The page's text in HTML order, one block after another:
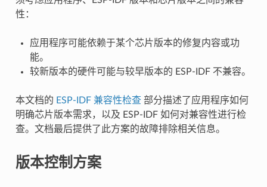
性：
应用程序可能依赖于某个芯片版本的修复内容或功
能。
较新版本的硬件可能与较早版本的 ESP-IDF 不兼容。
本文档的 ESP-IDF 兼容性检查部分描述了应用程序如何
明确芯片版本需求，以及 ESP-IDF 如何对兼容性进行检
查。文档最后提供了此方案的故障排除相关信息。
版本控制方案